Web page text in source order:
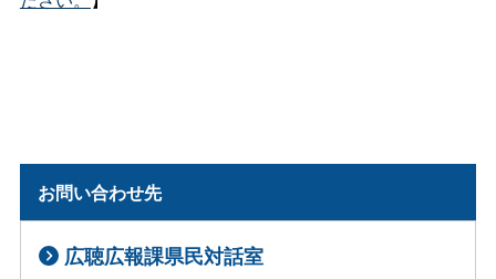
お問い合わせ先
広聴広報課県民対話室